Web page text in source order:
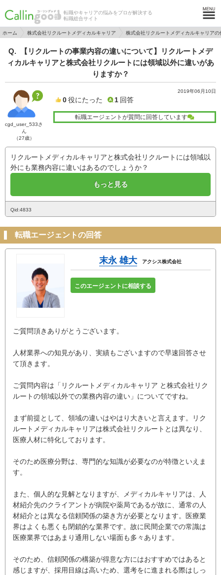
転職やキャリアの悩みをプロが解決する
転職総合サイト
ホーム 株式会社リクルートメディカルキャリア 株式会社リクルートメディカルキャリアの
【リクルートの事業内容の違いについて】リクルートメデ
ィカルキャリアと株式会社リクルートには領域以外に違いがあ
りますか？
cgd_user_533さ
ん
（27歳）
2019年06月10日
0 役にたった 1 回答
転職エージェントが質問に回答しています
リクルートメディカルキャリアと株式会社リクルートには領域以
外にも業務内容に違いはあるのでしょうか？
もっと見る
Qid:4833
転職エージェントの回答
末永 雄大 アクシス株式会社
このエージェントに相談する
ご質問頂きありがとうございます。
人材業界への知見があり、実績もございますので早速回答させ
て頂きます。
ご質問内容は「リクルートメディカルキャリア と株式会社リク
ルートの領域以外での業務内容の違い」についてですね。
まず前提として、領域の違いはやはり大きいと言えます。リク
ルートメディカルキャリアは株式会社リクルートとは異なり、
医療人材に特化しております。
そのため医療分野は、専門的な知識が必要なのが特徴といえま
す。
また、個人的な見解となりますが、メディカルキャリアは、人
材紹介先のクライアントが病院や薬局であるが故に、通常の人
材紹介とは異なる信頼関係の築き方が必要となります。医療業
界はよくも悪くも閉鎖的な業界です。故に民間企業での常識は
医療業界ではあまり通用しない場面も多々あります。
そのため、信頼関係の構築が得意な方にはおすすめではあると
感じますが、採用目線は高いため、選考をに進まれる際はしっ